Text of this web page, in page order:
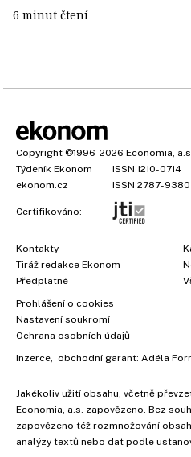
6 minut čtení
Copyright ©1996-2026 Economia, a.s.
Týdeník Ekonom
ISSN 1210-0714
ekonom.cz
ISSN 2787-9380
Certifikováno:
Kontakty
Tiráž redakce Ekonom
Předplatné
Prohlášení o cookies
Nastavení soukromí
Ochrana osobních údajů
Inzerce , obchodní garant: Adéla
Jakékoliv užití obsahu, včetně
Economia, a.s. zapovězeno. Bez
zapovězeno též rozmnožování
analýzy textů nebo dat podle